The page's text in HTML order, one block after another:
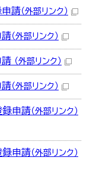
申請（外部リンク）
請（外部リンク）
請 （外部リンク）
請（外部リンク）
録申請（外部リンク）
録申請（外部リンク）